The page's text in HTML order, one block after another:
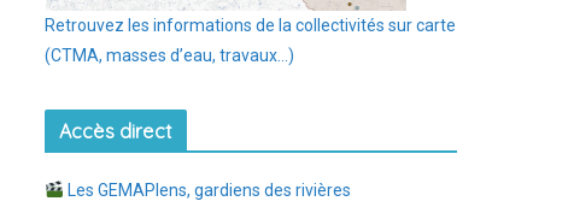
Retrouvez les informations de la collectivités sur carte
(CTMA, masses d’eau, travaux…)
Accès direct
Les GEMAPIens, gardiens des rivières